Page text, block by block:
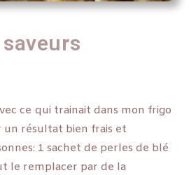
ce qui trainait dans mon frigo
un résultat bien frais et
1 sachet de perles de blé
le remplacer par de la